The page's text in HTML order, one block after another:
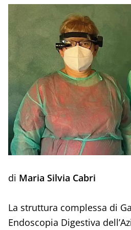
di Maria Silvia Cabri
La struttura complessa di
Endoscopia Digestiva